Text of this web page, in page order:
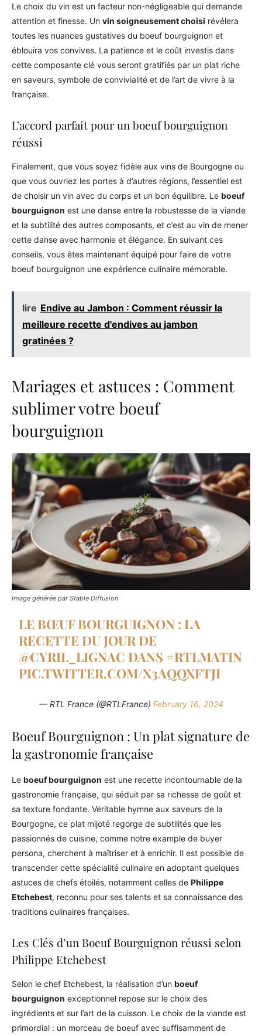
Le choix du vin est un facteur non-négligeable qui demande
attention et finesse. Un vin soigneusement choisi révélera
toutes les nuances gustatives du boeuf bourguignon et
éblouira vos convives. La patience et le coût investis dans
cette composante clé vous seront gratifiés par un plat riche
en saveurs, symbole de convivialité et de l’art de vivre à la
française.
L’accord parfait pour un boeuf bourguignon
réussi
Finalement, que vous soyez fidèle aux vins de Bourgogne ou
que vous ouvriez les portes à d’autres régions, l’essentiel est
de choisir un vin avec du corps et un bon équilibre. Le boeuf
bourguignon est une danse entre la robustesse de la viande
et la subtilité des autres composants, et c’est au vin de mener
cette danse avec harmonie et élégance. En suivant ces
conseils, vous êtes maintenant équipé pour faire de votre
boeuf bourguignon une expérience culinaire mémorable.
lire Endive au Jambon : Comment réussir la
meilleure recette d'endives au jambon
gratinées ?
Mariages et astuces : Comment
sublimer votre boeuf
bourguignon
Image générée par Stable Diffusion
LE BŒUF BOURGUIGNON : LA
RECETTE DU JOUR DE
@CYRIL_LIGNAC DANS #RTLMATIN
PIC.TWITTER.COM/X3AQQXFTJI
— RTL France (@RTLFrance) February 16, 2024
Boeuf Bourguignon : Un plat signature de
la gastronomie française
Le boeuf bourguignon est une recette incontournable de la
gastronomie française, qui séduit par sa richesse de goût et
sa texture fondante. Véritable hymne aux saveurs de la
Bourgogne, ce plat mijoté regorge de subtilités que les
passionnés de cuisine, comme notre example de buyer
persona, cherchent à maîtriser et à enrichir. Il est possible de
transcender cette spécialité culinaire en adoptant quelques
astuces de chefs étoilés, notamment celles de Philippe
Etchebest, reconnu pour ses talents et sa connaissance des
traditions culinaires françaises.
Les Clés d’un Boeuf Bourguignon réussi selon
Philippe Etchebest
Selon le chef Etchebest, la réalisation d’un boeuf
bourguignon exceptionnel repose sur le choix des
ingrédients et sur l’art de la cuisson. Le choix de la viande est
primordial : un morceau de boeuf avec suffisamment de